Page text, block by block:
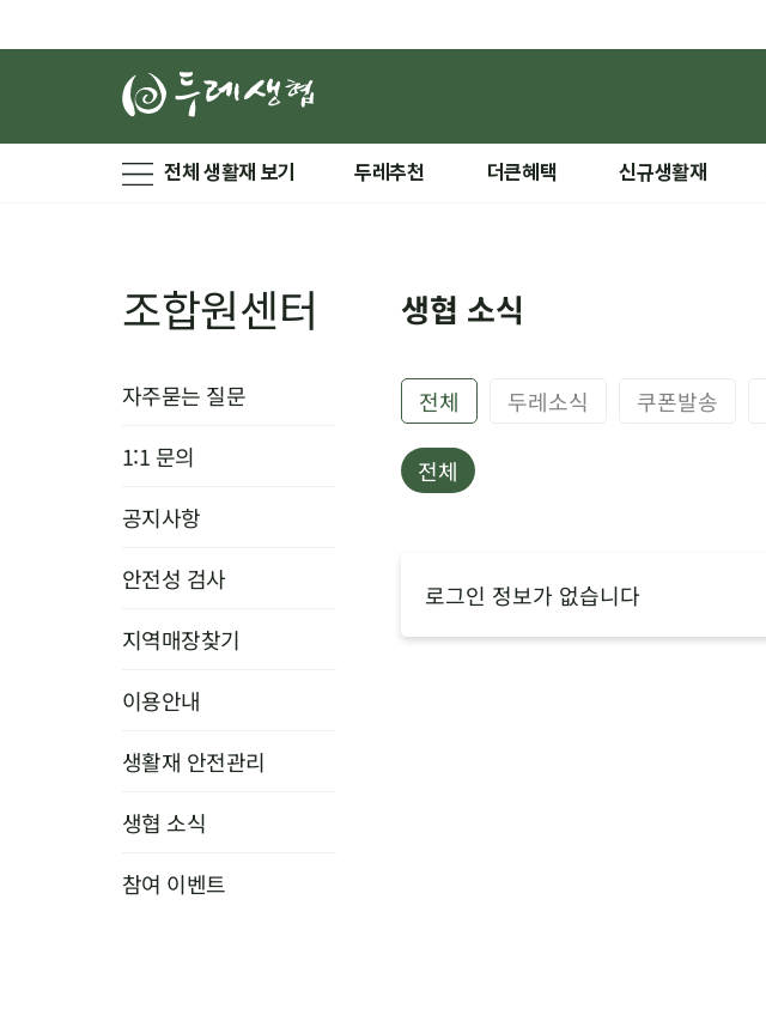
전체 생활재 보기 두레추천 더큰혜택 신규생활재
조합원센터
자주묻는 질문
1:1 문의
공지사항
안전성 검사
지역매장찾기
이용안내
생활재 안전관리
생협 소식
참여 이벤트
생협 소식
전체 두레소식 쿠폰발송
전체
로그인 정보가 없습니다